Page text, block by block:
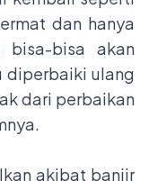
dan hanya
bisa-bisa akan
diperbaiki ulang
dari perbaikan
akibat banjir